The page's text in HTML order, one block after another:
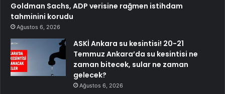
Goldman Sachs, ADP verisine rağmen istihdam
tahminini korudu
Ağustos 6, 2026
ASKİ Ankara su kesintisi! 20-21
Temmuz Ankara’da su kesintisi ne
zaman bitecek, sular ne zaman
gelecek?
Ağustos 6, 2026